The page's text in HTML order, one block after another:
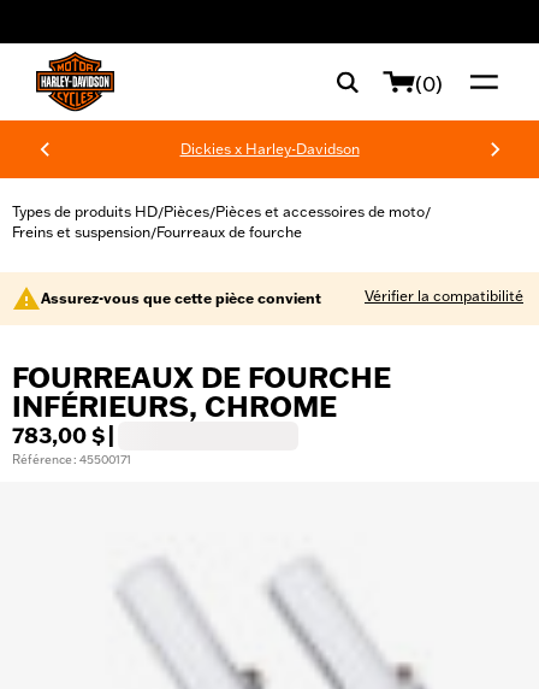
(0)
Dickies x Harley-Davidson
Types de produits HD/Pièces/Pièces et accessoires de moto/
Freins et suspension/Fourreaux de fourche
Assurez-vous que cette pièce convient Vérifier la compatibilité
FOURREAUX DE FOURCHE
INFÉRIEURS, CHROME
783,00 $
Référence : 45500171